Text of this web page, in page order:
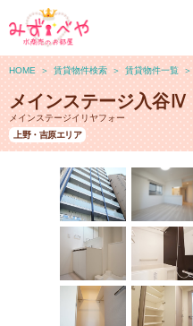
HOME ＞ 賃貸物件検索 ＞ 賃貸物件一覧 ＞
メインステージ入谷Ⅳ
メインステージイリヤフォー
上野・吉原エリア